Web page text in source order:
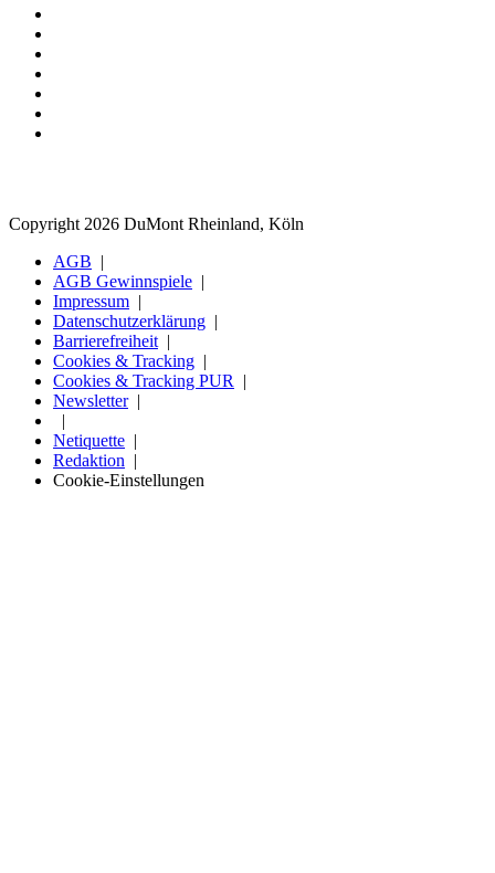
Copyright 2026 DuMont Rheinland, Köln
AGB
AGB Gewinnspiele
Impressum
Datenschutzerklärung
Barrierefreiheit
Cookies & Tracking
Cookies & Tracking PUR
Newsletter
Netiquette
Redaktion
Cookie-Einstellungen